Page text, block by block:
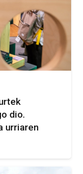
dio.
urriaren